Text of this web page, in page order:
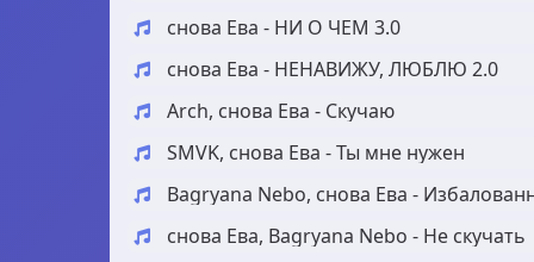
снова Ева - НИ О ЧЕМ 3.0
снова Ева - НЕНАВИЖУ, ЛЮБЛЮ 2.0
Arch, снова Ева - Скучаю
SMVK, снова Ева - Ты мне нужен
Bagryana Nebo, снова Ева -
снова Ева, Bagryana Nebo - Не скучать